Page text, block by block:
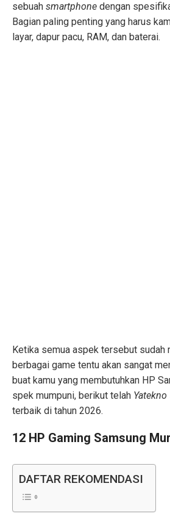
sebuah smartphone dengan
Bagian paling penting yang harus
layar, dapur pacu, RAM, dan baterai.
Ketika semua aspek tersebut sudah
berbagai game tentu akan sangat
buat kamu yang membutuhkan HP
spek mumpuni, berikut telah Yatekno
terbaik di tahun 2026.
12 HP Gaming Samsung
DAFTAR REKOMENDASI